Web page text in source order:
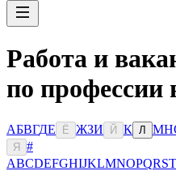
Работа и
по профессии
АБВГДЕ Ё ЖЗИ Й К Л МН
Я
#
ABCDEFGHIJKLMNOPQRST